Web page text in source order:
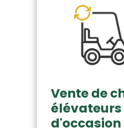
Vente de
élévateurs
d'occasion